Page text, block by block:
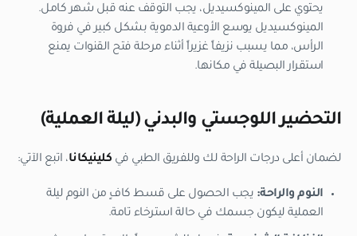
يحتوي على المينوكسيديل، يجب التوقف عنه قبل شهر كامل.
المينوكسيديل يوسع الأوعية الدموية بشكل كبير في فروة
الرأس، مما يسبب نزيفاً غزيراً أثناء مرحلة فتح القنوات يمنع
استقرار البصيلة في مكانها.
التحضير اللوجستي والبدني (ليلة العملية)
لضمان أعلى درجات الراحة لك وللفريق الطبي في كلينيكانا، اتبع الآتي:
النوم والراحة: يجب الحصول على قسط كافٍ من النوم ليلة
العملية ليكون جسمك في حالة استرخاء تامة.